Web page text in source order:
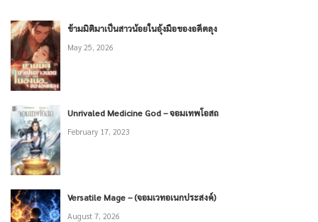
ข้ามมิติมาเป็นสาวน้อยในอุ้งมือของอดีตลุง
May 25, 2026
Unrivaled Medicine God – จอมเทพโอสถ
February 17, 2023
Versatile Mage – (จอมเวทอเนกประสงค์)
August 7, 2026